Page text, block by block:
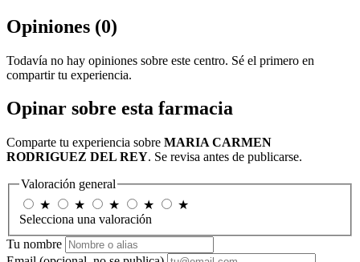
Opiniones (0)
Todavía no hay opiniones sobre este centro. Sé el primero en
compartir tu experiencia.
Opinar sobre esta farmacia
Comparte tu experiencia sobre MARIA CARMEN
RODRIGUEZ DEL REY. Se revisa antes de publicarse.
Valoración general
★
★ ★ ★
★
Selecciona una valoración
Tu nombre